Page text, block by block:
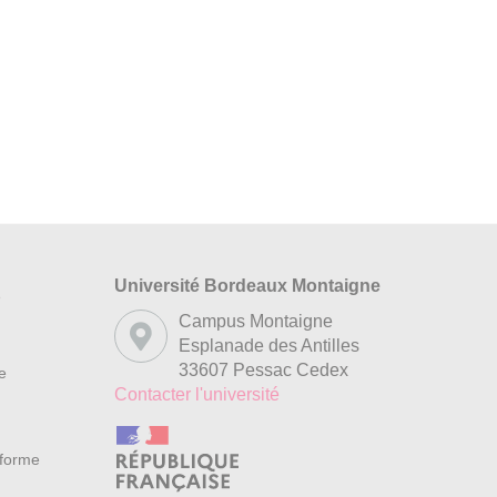
Université Bordeaux Montaigne
Campus Montaigne
Esplanade des Antilles
33607 Pessac Cedex
Contacter l'université